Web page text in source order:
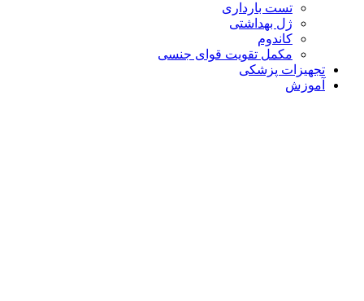
تست بارداری
ژل بهداشتی
کاندوم
مکمل تقویت قوای جنسی
تجهیزات پزشکی
آموزش